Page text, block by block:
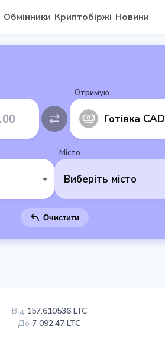
Обмінники Криптобіржі Новини
Отримую
Готівка CAD
Місто
Виберіть місто
Очистити
Від 157.610536 LTC
До 7 092.47 LTC